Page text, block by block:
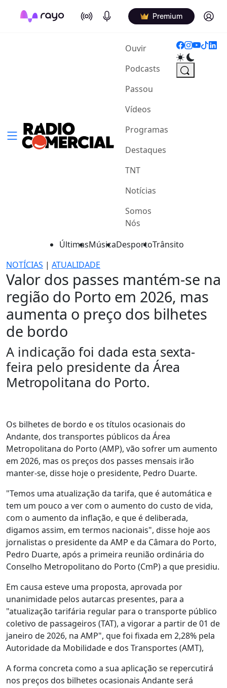
On Air Podcasts Premium Log in
Ouvir(current)
Podcasts
Passou
Vídeos
Programas
Destaques
TNT
Notícias
Somos
Nós
ÚltimasMúsicaDesportoTrânsito
NOTÍCIAS | ATUALIDADE
Valor dos passes mantém-se na
região do Porto em 2026, mas
aumenta o preço dos bilhetes
de bordo
A indicação foi dada esta sexta-
feira pelo presidente da Área
Metropolitana do Porto.
Os bilhetes de bordo e os títulos ocasionais do
Andante, dos transportes públicos da Área
Metropolitana do Porto (AMP), vão sofrer um aumento
em 2026, mas os preços dos passes mensais irão
manter-se, disse hoje o presidente, Pedro Duarte.
"Temos uma atualização da tarifa, que é automática e
tem um pouco a ver com o aumento do custo de vida,
com o aumento da inflação, e que é deliberada,
digamos assim, em termos nacionais", disse hoje aos
jornalistas o presidente da AMP e da Câmara do Porto,
Pedro Duarte, após a primeira reunião ordinária do
Conselho Metropolitano do Porto (CmP) a que presidiu.
Em causa esteve uma proposta, aprovada por
unanimidade pelos autarcas presentes, para a
"atualização tarifária regular para o transporte público
coletivo de passageiros (TAT), a vigorar a partir de 01 de
janeiro de 2026, na AMP", que foi fixada em 2,28% pela
Autoridade da Mobilidade e dos Transportes (AMT),
A forma concreta como a sua aplicação se repercutirá
nos preços dos bilhetes ocasionais Andante será